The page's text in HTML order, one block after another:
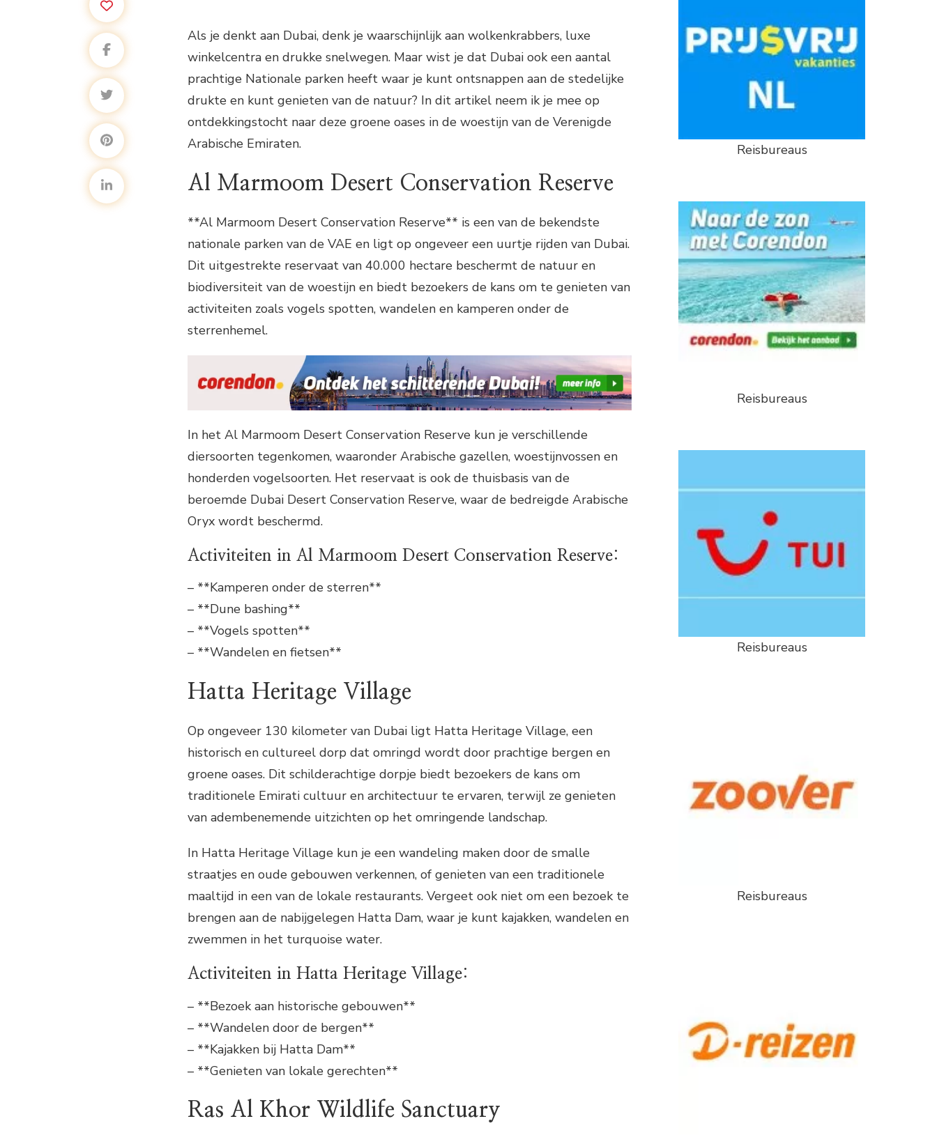
Als je denkt aan Dubai, denk je waarschijnlijk aan wolkenkrabbers, luxe
winkelcentra en drukke snelwegen. Maar wist je dat Dubai ook een aantal
prachtige Nationale parken heeft waar je kunt ontsnappen aan de stedelijke
drukte en kunt genieten van de natuur? In dit artikel neem ik je mee op
ontdekkingstocht naar deze groene oases in de woestijn van de Verenigde
Arabische Emiraten.
Al Marmoom Desert Conservation Reserve
**Al Marmoom Desert Conservation Reserve** is een van de bekendste
nationale parken van de VAE en ligt op ongeveer een uurtje rijden van Dubai.
Dit uitgestrekte reservaat van 40.000 hectare beschermt de natuur en
biodiversiteit van de woestijn en biedt bezoekers de kans om te genieten van
activiteiten zoals vogels spotten, wandelen en kamperen onder de
sterrenhemel.
In het Al Marmoom Desert Conservation Reserve kun je verschillende
diersoorten tegenkomen, waaronder Arabische gazellen, woestijnvossen en
honderden vogelsoorten. Het reservaat is ook de thuisbasis van de
beroemde Dubai Desert Conservation Reserve, waar de bedreigde Arabische
Oryx wordt beschermd.
Activiteiten in Al Marmoom Desert Conservation Reserve:
– **Kamperen onder de sterren**
– **Dune bashing**
– **Vogels spotten**
– **Wandelen en fietsen**
Hatta Heritage Village
Op ongeveer 130 kilometer van Dubai ligt Hatta Heritage Village, een
historisch en cultureel dorp dat omringd wordt door prachtige bergen en
groene oases. Dit schilderachtige dorpje biedt bezoekers de kans om
traditionele Emirati cultuur en architectuur te ervaren, terwijl ze genieten
van adembenemende uitzichten op het omringende landschap.
In Hatta Heritage Village kun je een wandeling maken door de smalle
straatjes en oude gebouwen verkennen, of genieten van een traditionele
maaltijd in een van de lokale restaurants. Vergeet ook niet om een bezoek te
brengen aan de nabijgelegen Hatta Dam, waar je kunt kajakken, wandelen en
zwemmen in het turquoise water.
Activiteiten in Hatta Heritage Village:
– **Bezoek aan historische gebouwen**
– **Wandelen door de bergen**
– **Kajakken bij Hatta Dam**
– **Genieten van lokale gerechten**
Ras Al Khor Wildlife Sanctuary
Reisbureaus
Reisbureaus
Reisbureaus
Reisbureaus